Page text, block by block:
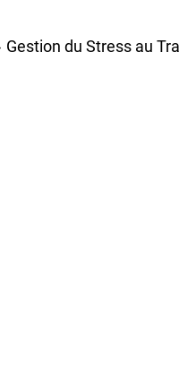
Gestion du Stress au